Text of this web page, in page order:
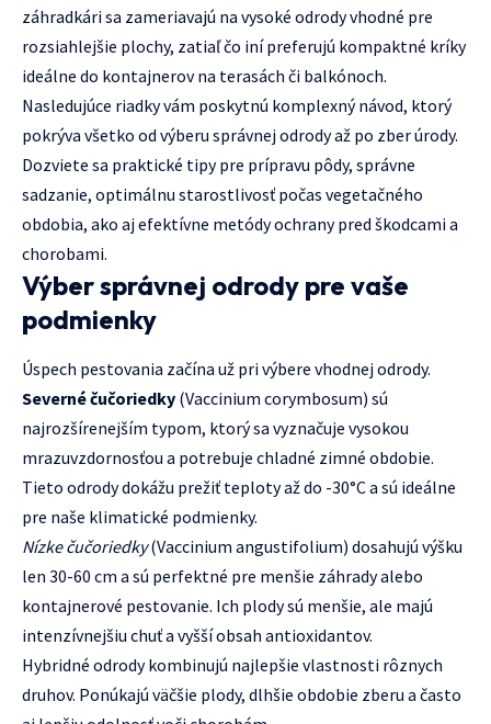
záhradkári sa zameriavajú na vysoké odrody vhodné pre
rozsiahlejšie plochy, zatiaľ čo iní preferujú kompaktné kríky
ideálne do kontajnerov na terasách či balkónoch.
Nasledujúce riadky vám poskytnú komplexný návod, ktorý
pokrýva všetko od výberu správnej odrody až po zber úrody.
Dozviete sa praktické tipy pre prípravu pôdy, správne
sadzanie, optimálnu starostlivosť počas vegetačného
obdobia, ako aj efektívne metódy ochrany pred škodcami a
chorobami.
Výber správnej odrody pre vaše
podmienky
Úspech pestovania začína už pri výbere vhodnej odrody.
Severné čučoriedky (Vaccinium corymbosum) sú
najrozšírenejším typom, ktorý sa vyznačuje vysokou
mrazuvzdornosťou a potrebuje chladné zimné obdobie.
Tieto odrody dokážu prežiť teploty až do -30°C a sú ideálne
pre naše klimatické podmienky.
Nízke čučoriedky(Vaccinium angustifolium) dosahujú výšku
len 30-60 cm a sú perfektné pre menšie záhrady alebo
kontajnerové pestovanie. Ich plody sú menšie, ale majú
intenzívnejšiu chuť a vyšší obsah antioxidantov.
Hybridné odrody kombinujú najlepšie vlastnosti rôznych
druhov. Ponúkajú väčšie plody, dlhšie obdobie zberu a často